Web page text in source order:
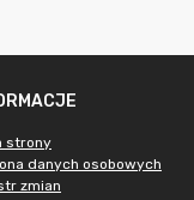
strony
danych osobowych
zmian